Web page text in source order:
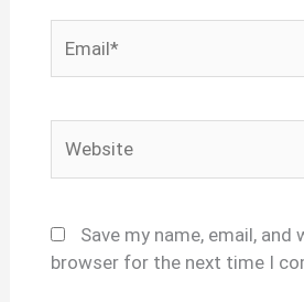
Save my name, email, and
browser for the next time I